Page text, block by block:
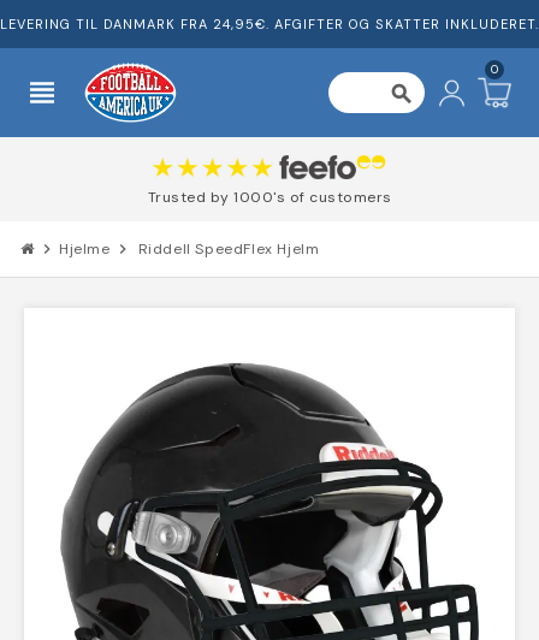
LEVERING TIL DANMARK FRA 24,95€. AFGIFTER OG SKATTER INKLUDERET.
view_headline search
0
Trusted by 1000's of customers
chevron_right Hjelme chevron_right Riddell SpeedFlex Hjelm